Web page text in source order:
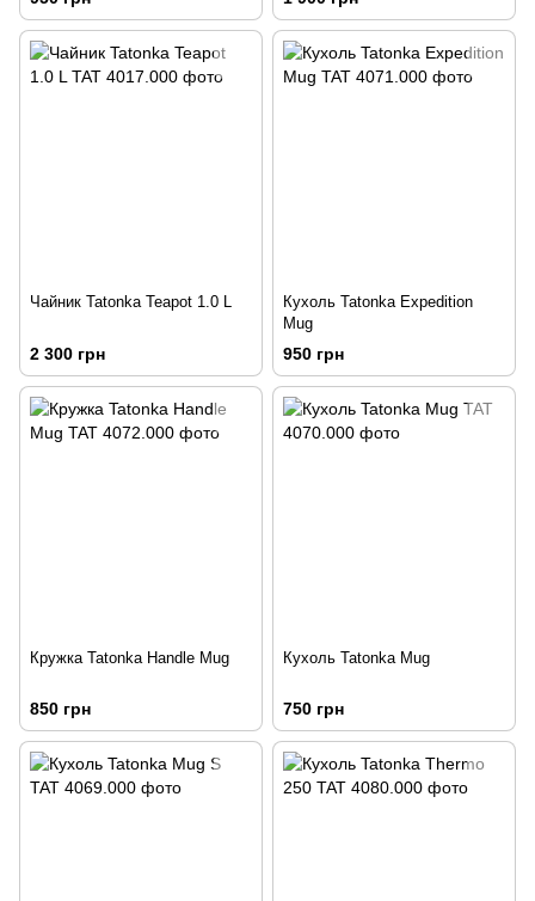
Чайник Tatonka Teapot 1.0 L
2 300 грн
Кухоль Tatonka Expedition
Mug
950 грн
Кружка Tatonka Handle Mug
850 грн
Кухоль Tatonka Mug
750 грн